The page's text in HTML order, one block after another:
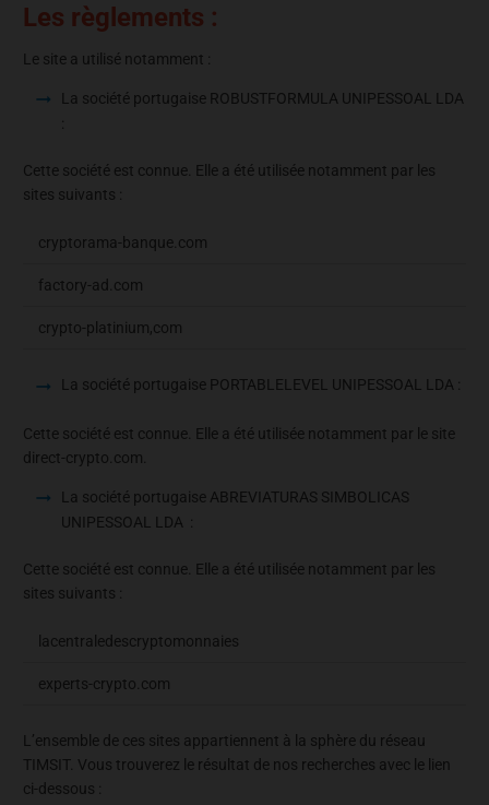
Les règlements :
Le site a utilisé notamment :
La société portugaise ROBUSTFORMULA UNIPESSOAL LDA
:
Cette société est connue. Elle a été utilisée notamment par les
sites suivants :
cryptorama-banque.com
factory-ad.com
crypto-platinium,com
La société portugaise PORTABLELEVEL UNIPESSOAL LDA :
Cette société est connue. Elle a été utilisée notamment par le site
direct-crypto.com.
La société portugaise ABREVIATURAS SIMBOLICAS
UNIPESSOAL LDA :
Cette société est connue. Elle a été utilisée notamment par les
sites suivants :
lacentraledescryptomonnaies
experts-crypto.com
L’ensemble de ces sites appartiennent à la sphère du réseau
TIMSIT. Vous trouverez le résultat de nos recherches avec le lien
ci-dessous :